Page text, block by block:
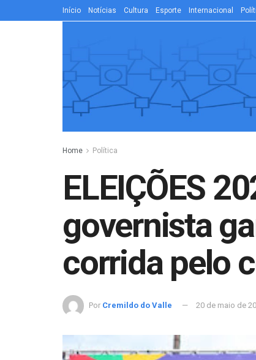
Início Notícias Cultura Esporte Internacional
Home Política
ELEIÇÕES
governista
corrida pelo
Por Cremildo do Valle 20 de maio de